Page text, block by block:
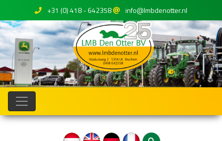
+31 (0) 418 - 642358 info@lmbdenotter.nl